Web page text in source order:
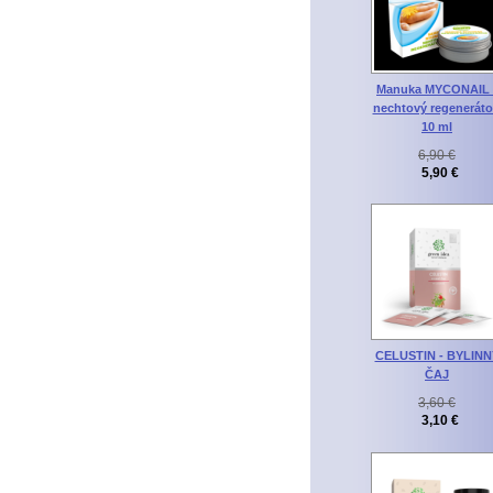
Manuka MYCONAIL
nechtový
10 ml
6,90 €
5,90 €
CELUSTIN -
ČAJ
3,60 €
3,10 €